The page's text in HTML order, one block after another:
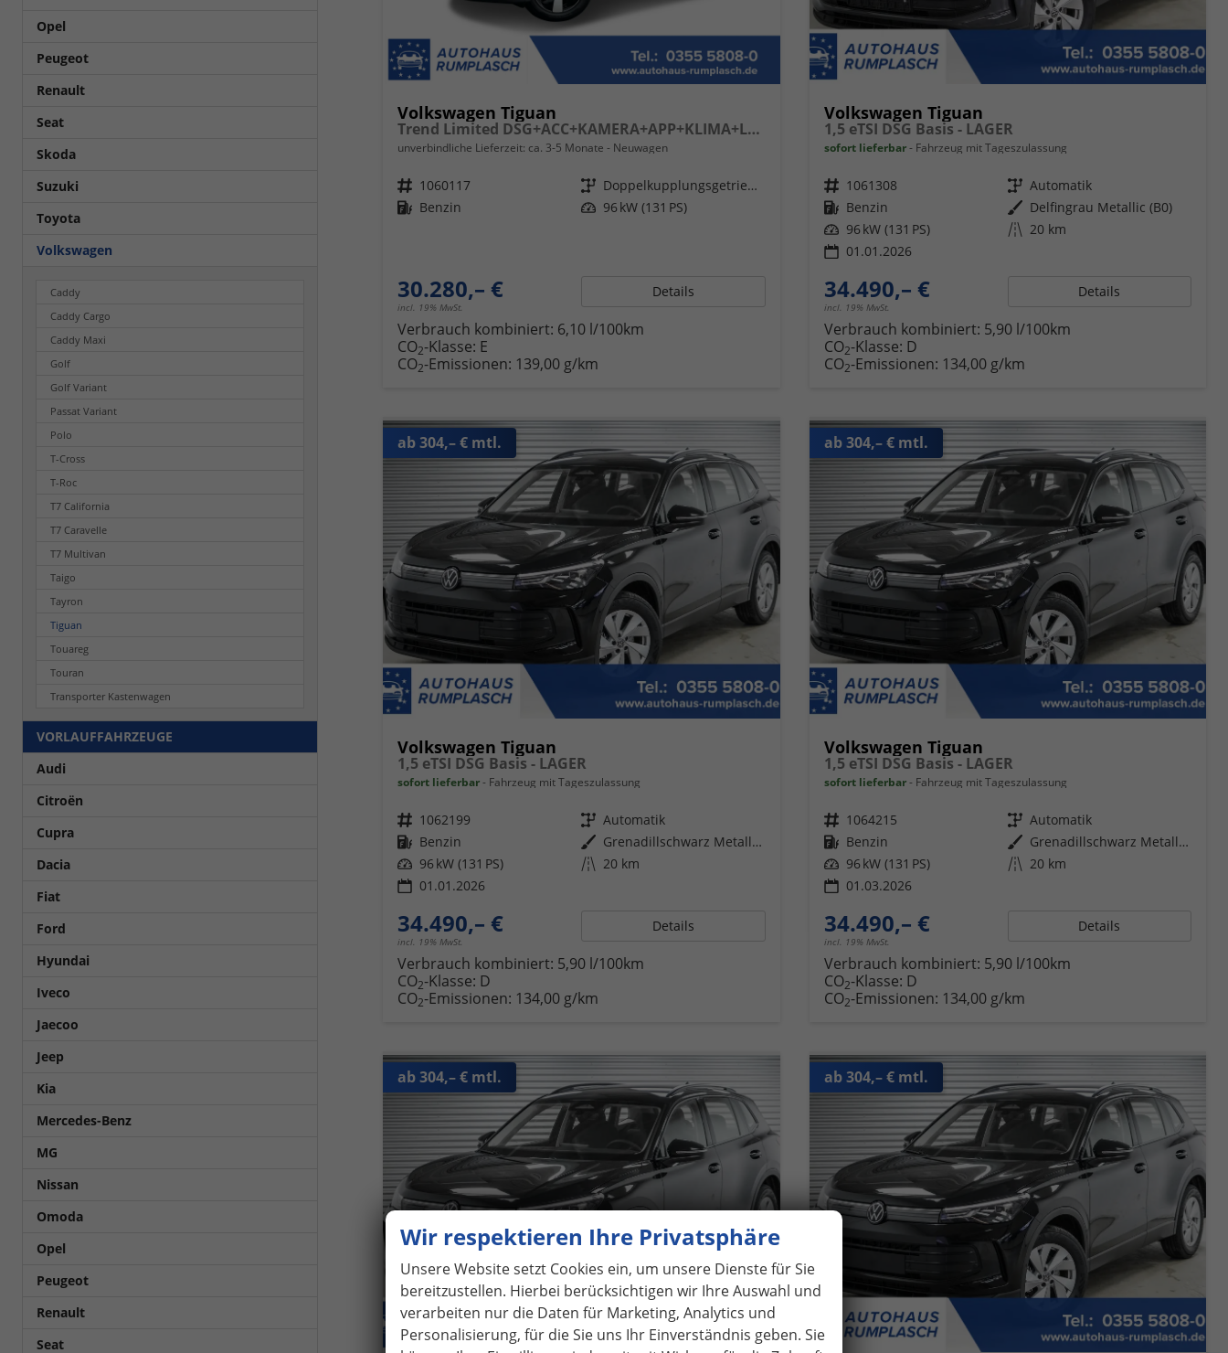
Volkswagen Tiguan
Trend Limited DSG+ACC+KAMERA+APP+KLIMA+LED+17" LM
unverbindliche Lieferzeit: ca. 3-5 Monate Neuwagen
Fahrzeugnr. 1060117 Getriebe
Doppelkupplungsgetriebe (DSG)
Kraftstoff Benzin Leistung 96 kW (131 PS)
30.280,– €
incl. 19% MwSt.
Details
Verbrauch kombiniert: 6,10 l/100km
CO2-Klasse: E
CO2-Emissionen: 139,00 g/km
Volkswagen Tiguan
1,5 eTSI DSG Basis - LAGER
sofort lieferbar Fahrzeug mit Tageszulassung
Fahrzeugnr. 1061308 Getriebe Automatik
Kraftstoff Benzin Außenfarbe Delfingrau Metallic (B0)
Leistung 96 kW (131 PS) Kilometerstand 20 km
01.01.2026
34.490,– €
incl. 19% MwSt.
Details
Verbrauch kombiniert: 5,90 l/100km
CO2-Klasse: D
CO2-Emissionen: 134,00 g/km
ab 304,– € mtl.
Volkswagen Tiguan
1,5 eTSI DSG Basis - LAGER
sofort lieferbar Fahrzeug mit Tageszulassung
Fahrzeugnr. 1062199 Getriebe Automatik
Kraftstoff Benzin Außenfarbe
Grenadillschwarz Metallic (0E)
Leistung 96 kW (131 PS) Kilometerstand 20 km
01.01.2026
34.490,– €
incl. 19% MwSt.
Details
Verbrauch kombiniert: 5,90 l/100km
CO2-Klasse: D
CO2-Emissionen: 134,00 g/km
ab 304,– € mtl.
Volkswagen Tiguan
1,5 eTSI DSG Basis - LAGER
sofort lieferbar Fahrzeug mit Tageszulassung
Fahrzeugnr. 1064215 Getriebe Automatik
Kraftstoff Benzin Außenfarbe
Grenadillschwarz Metallic (0E)
Leistung 96 kW (131 PS) Kilometerstand 20 km
01.03.2026
34.490,– €
incl. 19% MwSt.
Details
Verbrauch kombiniert: 5,90 l/100km
CO2-Klasse: D
CO2-Emissionen: 134,00 g/km
ab 304,– € mtl. ab 304,– € mtl.
Opel
Peugeot
Renault
Seat
Skoda
Suzuki
Toyota
Volkswagen
Caddy
Caddy Cargo
Caddy Maxi
Golf
Golf Variant
Passat Variant
Polo
T-Cross
T-Roc
T7 California
T7 Caravelle
T7 Multivan
Taigo
Tayron
Tiguan
Touareg
Touran
Transporter Kastenwagen
VORLAUFFAHRZEUGE
Audi
Citroën
Cupra
Dacia
Fiat
Ford
Hyundai
Iveco
Jaecoo
Jeep
Kia
Mercedes-Benz
MG
Nissan
Omoda
Opel
Peugeot
Renault
Seat
Wir respektieren Ihre Privatsphäre
Unsere Website setzt Cookies ein, um unsere Dienste für Sie
bereitzustellen. Hierbei berücksichtigen wir Ihre Auswahl und
verarbeiten nur die Daten für Marketing, Analytics und
Personalisierung, für die Sie uns Ihr Einverständnis geben. Sie